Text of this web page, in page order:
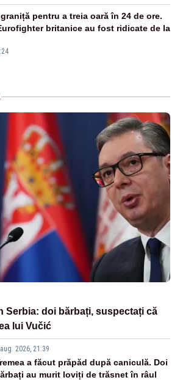
pentru a treia oară în 24 de ore.
britanice au fost ridicate de la
Serbia: doi bărbați, suspectați că
lui Vučić
2026, 21:39
a făcut prăpăd după caniculă. Doi
au murit loviți de trăsnet în râul